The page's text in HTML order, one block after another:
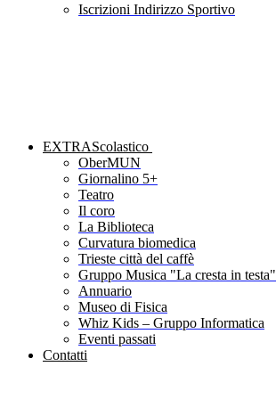
Iscrizioni Indirizzo Sportivo
EXTRAScolastico
OberMUN
Giornalino 5+
Teatro
Il coro
La Biblioteca
Curvatura biomedica
Trieste città del caffè
Gruppo Musica "La cresta in testa"
Annuario
Museo di Fisica
Whiz Kids – Gruppo Informatica
Eventi passati
Contatti